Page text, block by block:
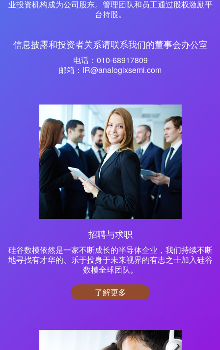
业投资机构成为公司股东。管理团队和员工通过股权激励平
台持股。
信息披露和投资者关系请联系我们的董事会办公室
电话： 010-68917809
邮箱： IR@analogixsemi.com
招聘与求职
硅谷数模依然是一家不断成长的半导体企业，我们持续不断
地寻找有才华的、乐于投身于未来视界的有志之士加入硅谷
数模全球团队。
了解更多